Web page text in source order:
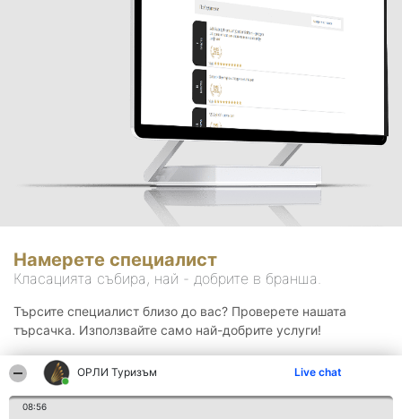
ОРЛИ Туризъм Live chat
08:56
Намерете специалист
Класацията събира, най - добрите в бранша.
Търсите специалист близо до вас? Проверете нашата
търсачка. Използвайте само най-добрите услуги!